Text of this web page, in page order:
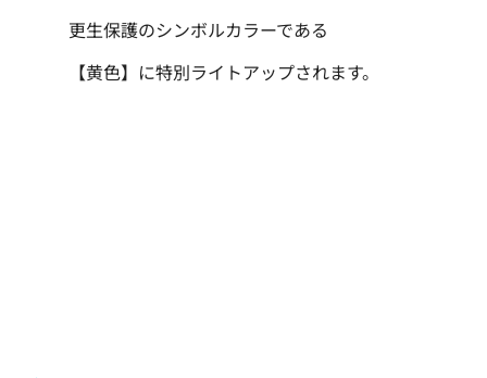
更生保護のシンボルカラーである
【黄色】に特別ライトアップされます。